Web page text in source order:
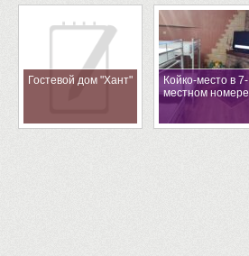
Гостевой дом "Хант"
Койко-место в 7-
местном номере